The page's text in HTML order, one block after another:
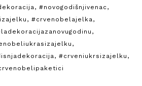
, #novogodišnjivenac,
, #crvenobelajelka,
,
,
, #crveniukrsizajelku ,